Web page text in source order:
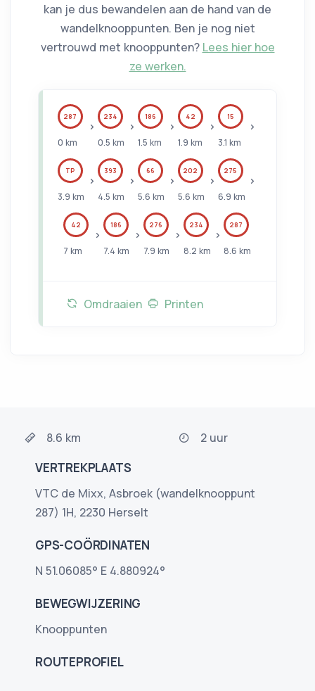
kan je dus bewandelen aan de hand van de
wandelknooppunten. Ben je nog niet
vertrouwd met knooppunten? Lees hier hoe
ze werken.
287
0 km
234
0.5 km
186
1.5 km
42
1.9 km
15
3.1 km
TP
3.9 km
393
4.5 km
66
5.6 km
202
5.6 km
275
6.9 km
42
7 km
186
7.4 km
276
7.9 km
234
8.2 km
287
8.6 km
Omdraaien Printen
8.6 km 2 uur
VERTREKPLAATS
VTC de Mixx, Asbroek (wandelknooppunt
287) 1H, 2230 Herselt
GPS-COÖRDINATEN
N 51.06085° E 4.880924°
BEWEGWIJZERING
Knooppunten
ROUTEPROFIEL